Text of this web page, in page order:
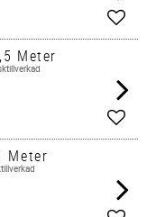
Meter
Meter